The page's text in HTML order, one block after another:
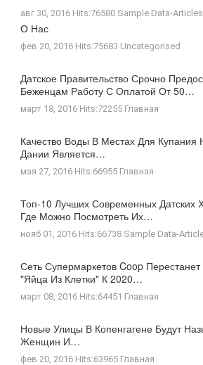
авг 30, 2016 Hits:76580 Sample Data-Articles
О Нас
фев 20, 2016 Hits:75683 Uncategorised
Датское Правительство Срочно
Беженцам Работу С Оплатой От 50…
март 18, 2016 Hits:72255 Главная
Качество Воды В Местах Для Купания
Дании Является…
мая 27, 2016 Hits:66955 Главная
Топ-10 Лучших Современных Датских
Где Можно Посмотреть Их…
нояб 01, 2016 Hits:66738 Sample Data-
Сеть Супермаркетов Coop
"яйца Из Клетки" К 2020…
март 08, 2016 Hits:64451 Главная
Новые Улицы В Копенгагене Будут
Женщин И…
фев 20, 2016 Hits:63965 Главная